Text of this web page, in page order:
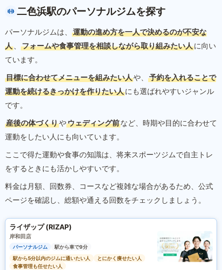
二色浜駅のパーソナルジムを探す
パーソナルジムは、
運動の進め方を一人で決めるのが不安な
人 、 フォームや食事管理を相談しながら取り組みたい人に向い
ています。
目標に合わせてメニューを組みたい人や、
予約を入れることで
運動を続けるきっかけを作りたい人にも選ばれやすいジャンル
です。
産後の体づくりやウェディング前など、時期や目的に合わせて
運動をしたい人にも向いています。
ここで得た運動や食事の知識は、将来スポーツジムで自主トレ
をするときにも活かしやすいです。
料金は月額、回数券、コースなど複雑な場合があるため、公式
ページを確認し、総額や通える回数をチェックしましょう。
ライザップ (RIZAP)
岸和田店
パーソナルジム
駅から車で9分
駅から5分以内のジムに通いたい人
とにかく痩せたい人
食事管理も任せたい人